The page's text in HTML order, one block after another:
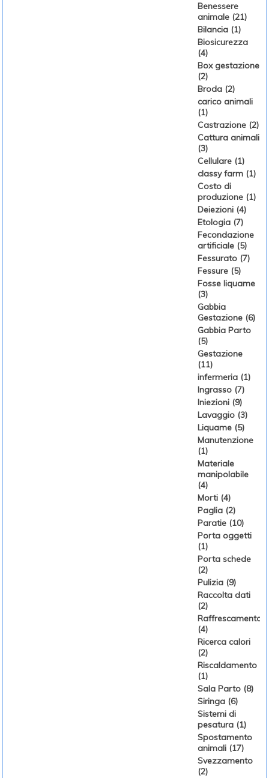
Benessere
animale (21)
Bilancia (1)
Biosicurezza
(4)
Box gestazione
(2)
Broda (2)
carico animali
(1)
Castrazione (2)
Cattura animali
(3)
Cellulare (1)
classy farm (1)
Costo di
produzione (1)
Deiezioni (4)
Etologia (7)
Fecondazione
artificiale (5)
Fessurato (7)
Fessure (5)
Fosse liquame
(3)
Gabbia
Gestazione (6)
Gabbia Parto
(5)
Gestazione
(11)
infermeria (1)
Ingrasso (7)
Iniezioni (9)
Lavaggio (3)
Liquame (5)
Manutenzione
(1)
Materiale
manipolabile
(4)
Morti (4)
Paglia (2)
Paratie (10)
Porta oggetti
(1)
Porta schede
(2)
Pulizia (9)
Raccolta dati
(2)
Raffrescamento
(4)
Ricerca calori
(2)
Riscaldamento
(1)
Sala Parto (8)
Siringa (6)
Sistemi di
pesatura (1)
Spostamento
animali (17)
Svezzamento
(2)